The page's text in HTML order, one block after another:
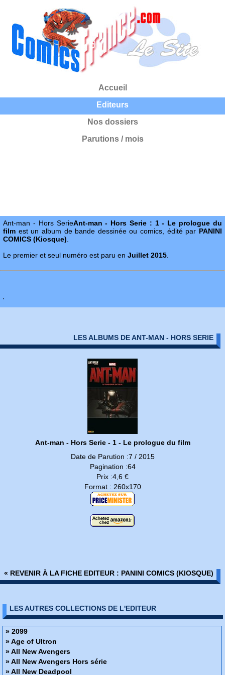
Accueil
Editeurs
Nos dossiers
Parutions / mois
Ant-man - Hors SerieAnt-man - Hors Serie : 1 - Le prologue du
film est un album de bande dessinée ou comics, édité par PANINI
COMICS (Kiosque)
Le premier et seul numéro est paru en Juillet 2015
'
LES ALBUMS DE ANT-MAN - HORS SERIE
Ant-man - Hors Serie - 1 - Le prologue du film
Date de Parution :7 / 2015
Pagination :64
Prix :4,6 €
Format : 260x170
« REVENIR À LA FICHE EDITEUR : PANINI COMICS (KIOSQUE)
LES AUTRES COLLECTIONS DE L'EDITEUR
» 2099
» Age of Ultron
» All New Avengers
» All New Avengers Hors série
» All New Deadpool